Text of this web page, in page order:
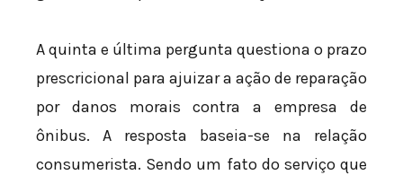
A quinta e última pergunta questiona o prazo
prescricional para ajuizar a ação de reparação
por danos morais contra a empresa de
ônibus. A resposta baseia-se na relação
consumerista. Sendo um fato do serviço que